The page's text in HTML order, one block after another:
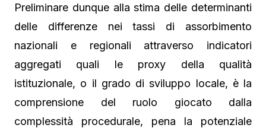
Preliminare dunque alla stima delle determinanti
delle differenze nei tassi di assorbimento
nazionali e regionali attraverso indicatori
aggregati quali le proxy della qualità
istituzionale, o il grado di sviluppo locale, è la
comprensione del ruolo giocato dalla
complessità procedurale, pena la potenziale